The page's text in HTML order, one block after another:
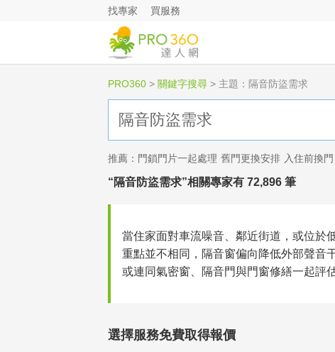
找專家 買服務
PRO360 > 關鍵字搜尋 > 主題：隔音防盜需求
推薦： 門鎖門片一起處理 舊門更換安排 入住前換門
“隔音防盜需求”相關專家有 72,896 筆
當住家面對車流噪音、鄰近街道，或位於
重點並不相同，隔音窗偏向降低外部聲音
或連同氣密窗、隔音門與門窗修繕一起評
選擇服務免費取得報價